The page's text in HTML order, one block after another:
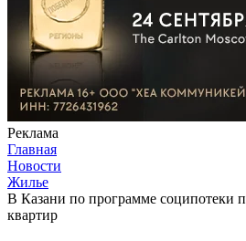
Реклама
Главная
Новости
Жилье
В Казани по программе соципотеки
квартир